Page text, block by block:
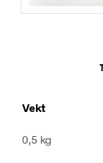
Vekt
0,5 kg